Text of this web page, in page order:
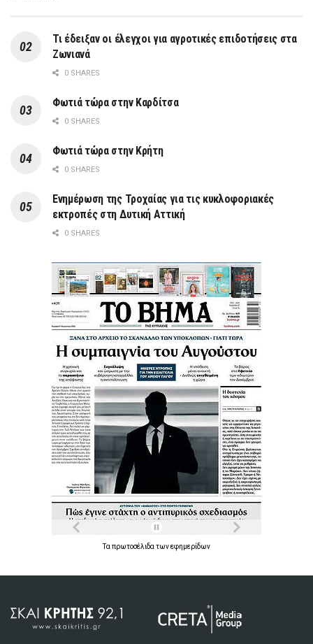
Τι έδειξαν οι έλεγχοι για αγροτικές επιδοτήσεις στα
Ζωνιανά
0 SHARES
Φωτιά τώρα στην Καρδίτσα
0 SHARES
Φωτιά τώρα στην Κρήτη
0 SHARES
Ενημέρωση της Τροχαίας για τις κυκλοφοριακές
εκτροπές στη Δυτική Αττική
0 SHARES
Τα πρωτοσέλιδα τωνεφημερίδων